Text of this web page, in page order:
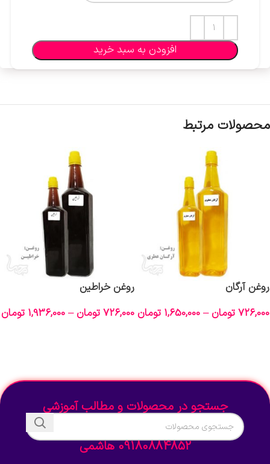
افزودن به سبد خرید
محصولات مرتبط
روغن آرگان
726,000تومان –
1,650,000 تومان
روغن خراطین
726,000تومان –
1,936,000 تومان
جستجو در محصولات و مطالب آموزشی
09180884852 هاشمی